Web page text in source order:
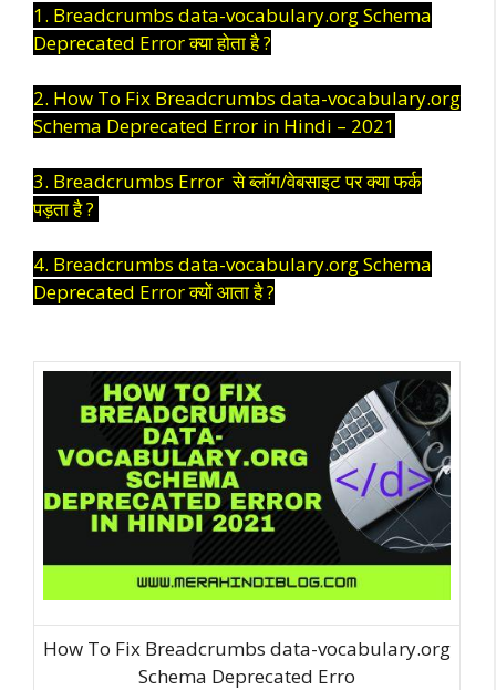
1. Breadcrumbs data-vocabulary.org Schema
Deprecated Error क्या होता है ?
2. How To Fix Breadcrumbs data-vocabulary.org
Schema Deprecated Error in Hindi – 2021
3. Breadcrumbs Error से ब्लॉग/वेबसाइट पर क्या फर्क
पड़ता है ?
4. Breadcrumbs data-vocabulary.org Schema
Deprecated Error क्यों आता है ?
How To Fix Breadcrumbs data-vocabulary.org
Schema Deprecated Erro